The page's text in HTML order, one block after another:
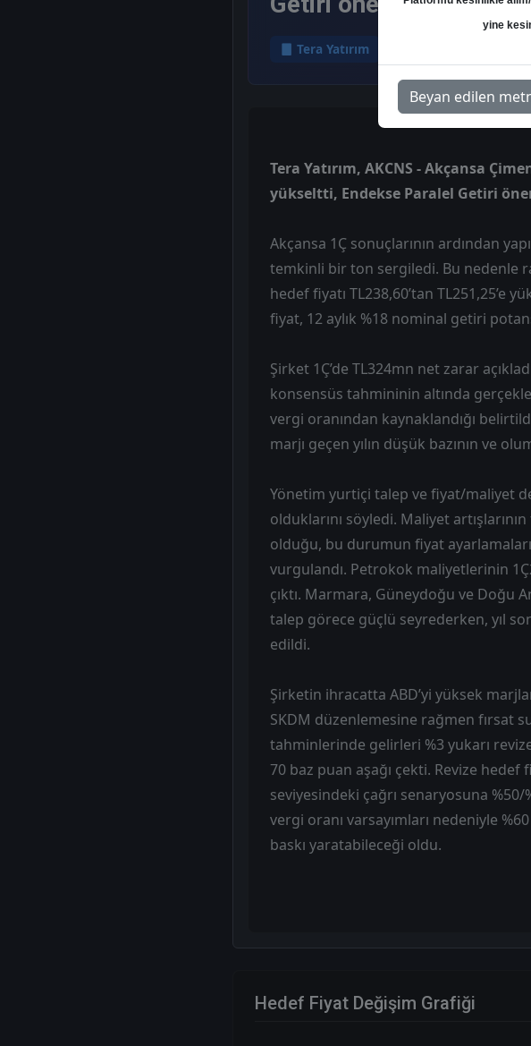
Tera Yatırım
Tera Yatırım, AKCNS - Akçansa
yükseltti, Endekse Paralel Getiri
Akçansa 1Ç sonuçlarının ardından
temkinli bir ton sergiledi. Bu nedenle
hedef fiyatı TL238,60’tan
fiyat, 12 aylık %18 nominal getiri
Şirket 1Ç’de TL324mn net zarar
konsensüs tahmininin altında
vergi oranından kaynaklandığı
marjı geçen yılın düşük bazının ve
Yönetim yurtiçi talep ve fiyat/maliyet
olduklarını söyledi. Maliyet
olduğu, bu durumun fiyat
vurgulandı. Petrokok maliyetlerinin
çıktı. Marmara, Güneydoğu ve Doğu
talep görece güçlü seyrederken, yıl
edildi.
Şirketin ihracatta ABD’yi yüksek
SKDM düzenlemesine rağmen fırsat
tahminlerinde gelirleri %3 yukarı
70 baz puan aşağı çekti. Revize hedef
seviyesindeki çağrı senaryosuna
vergi oranı varsayımları nedeniyle
baskı yaratabileceği oldu.
Hedef Fiyat Değişim Grafiği
yine